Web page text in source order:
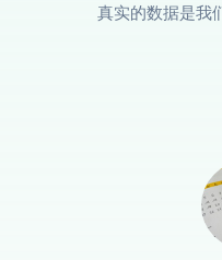
真实的数据是我